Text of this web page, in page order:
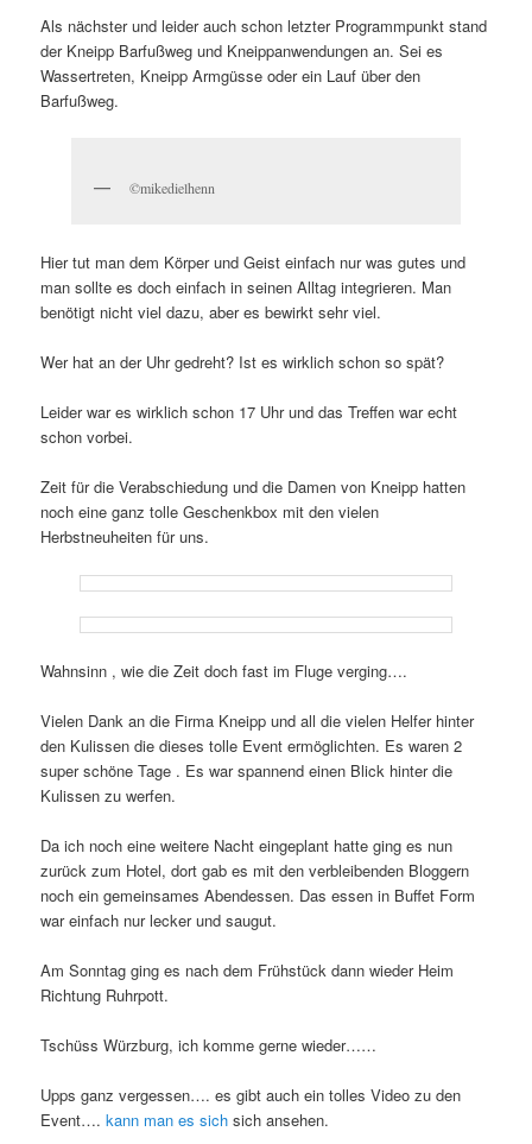
Als nächster und leider auch schon letzter Programmpunkt stand
der Kneipp Barfußweg und Kneippanwendungen an. Sei es
Wassertreten, Kneipp Armgüsse oder ein Lauf über den
Barfußweg.
©mikedielhenn
Hier tut man dem Körper und Geist einfach nur was gutes und
man sollte es doch einfach in seinen Alltag integrieren. Man
benötigt nicht viel dazu, aber es bewirkt sehr viel.
Wer hat an der Uhr gedreht? Ist es wirklich schon so spät?
Leider war es wirklich schon 17 Uhr und das Treffen war echt
schon vorbei.
Zeit für die Verabschiedung und die Damen von Kneipp hatten
noch eine ganz tolle Geschenkbox mit den vielen
Herbstneuheiten für uns.
Wahnsinn , wie die Zeit doch fast im Fluge verging….
Vielen Dank an die Firma Kneipp und all die vielen Helfer hinter
den Kulissen die dieses tolle Event ermöglichten. Es waren 2
super schöne Tage . Es war spannend einen Blick hinter die
Kulissen zu werfen.
Da ich noch eine weitere Nacht eingeplant hatte ging es nun
zurück zum Hotel, dort gab es mit den verbleibenden Bloggern
noch ein gemeinsames Abendessen. Das essen in Buffet Form
war einfach nur lecker und saugut.
Am Sonntag ging es nach dem Frühstück dann wieder Heim
Richtung Ruhrpott.
Tschüss Würzburg, ich komme gerne wieder……
Upps ganz vergessen…. es gibt auch ein tolles Video zu den
Event….kann man es sich sich ansehen.